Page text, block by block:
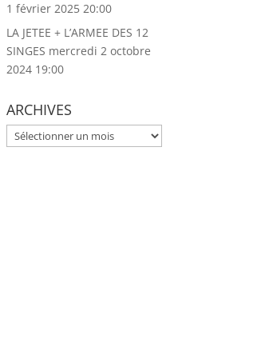
1 février 2025 20:00
LA JETEE + L’ARMEE DES 12
SINGES mercredi 2 octobre
2024 19:00
ARCHIVES
ARCHIVES